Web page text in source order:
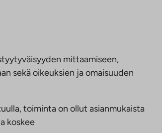
mittaamiseen,
sekä oikeuksien ja omaisuuden
toiminta on ollut asianmukaista
koskee